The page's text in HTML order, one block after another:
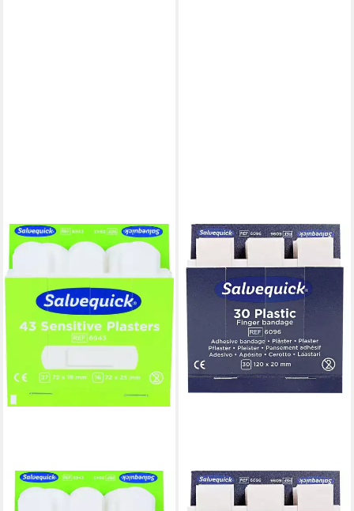
SALVEQUICK®
Erste-Hilfe-Set Pflaster-Strips
SALVEQUICK@
Pflasterspender Salvequick